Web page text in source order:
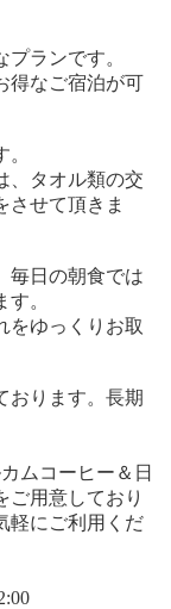
ランです。
得なご宿泊が可
、タオル類の交
させて頂きま
毎日の朝食では
。
をゆっくりお取
おります。長期
ムコーヒー＆日
ご用意しており
軽にご利用くだ